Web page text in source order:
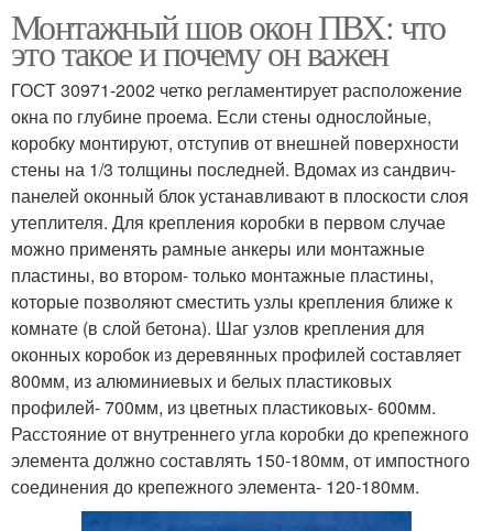
Монтажный шов окон ПВХ: что
это такое и почему он важен
ГОСТ 30971-2002 четко регламентирует расположение
окна по глубине проема. Если стены однослойные,
коробку монтируют, отступив от внешней поверхности
стены на 1/3 толщины последней. Вдомах из сандвич-
панелей оконный блок устанавливают в плоскости слоя
утеплителя. Для крепления коробки в первом случае
можно применять рамные анкеры или монтажные
пластины, во втором- только монтажные пластины,
которые позволяют сместить узлы крепления ближе к
комнате (в слой бетона). Шаг узлов крепления для
оконных коробок из деревянных профилей составляет
800мм, из алюминиевых и белых пластиковых
профилей- 700мм, из цветных пластиковых- 600мм.
Расстояние от внутреннего угла коробки до крепежного
элемента должно составлять 150-180мм, от импостного
соединения до крепежного элемента- 120-180мм.